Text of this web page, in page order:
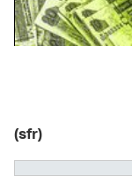
(sfr)